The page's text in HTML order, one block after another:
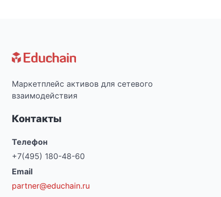
Маркетплейс активов для сетевого
взаимодействия
Контакты
Телефон
+7(495) 180-48-60
Email
partner@educhain.ru